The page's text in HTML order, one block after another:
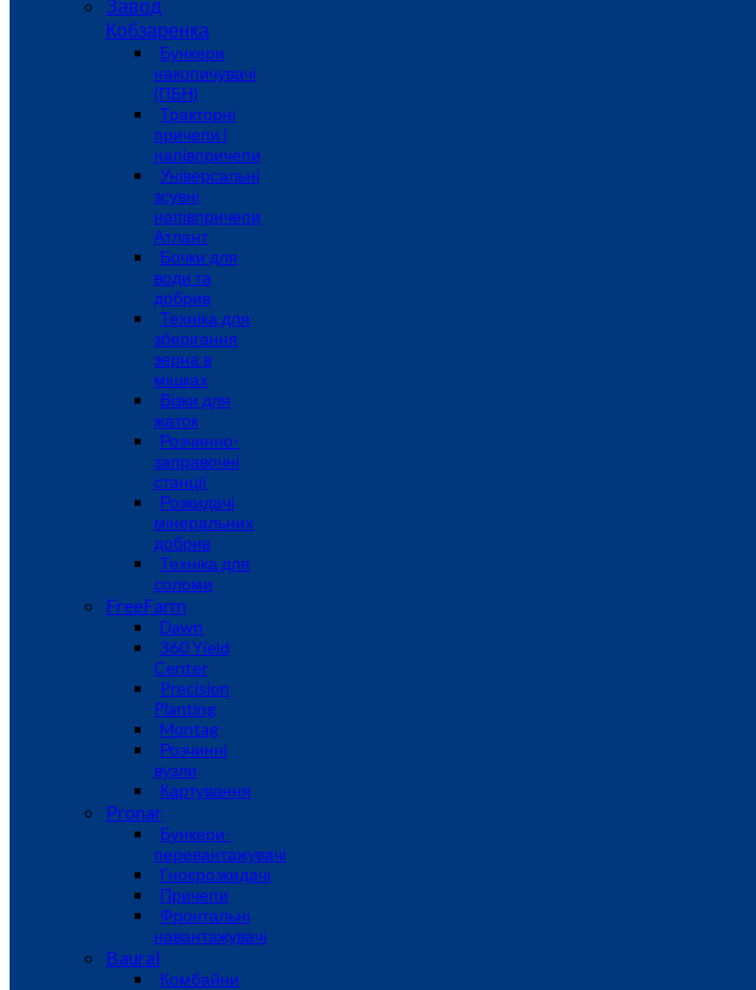
Завод
Кобзаренка
Бункери
накопичувачі
(ПБН)
Тракторні
причепи i
напiвпричепи
Універсальні
зсувні
напівпричепи
Атлант
Бочки для
води та
добрив
Техніка для
зберігання
зерна в
мішках
Візки для
жаток
Розчинно-
заправочні
станції
Розкидачі
мінеральних
добрив
Техніка для
соломи
FreeFarm
Dawn
360 Yield
Center
Precision
Planting
Montag
Розчинні
вузли
Картування
Pronar
Бункери-
перевантажувачі
Гноєрозкидачі
Причепи
Фронтальні
навантажувачі
Baural
Комбайни